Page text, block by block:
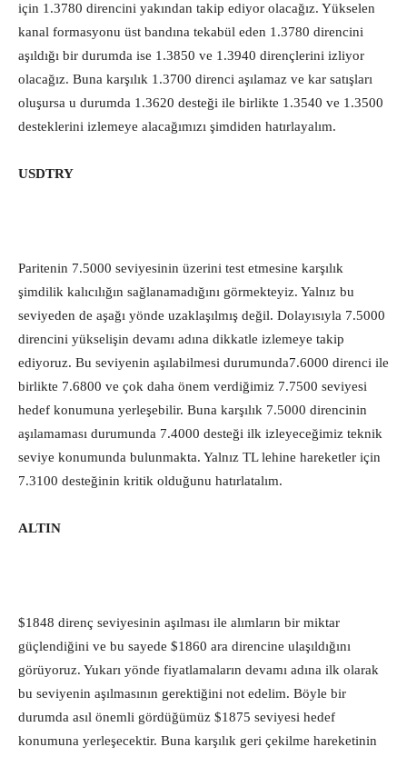
için 1.3780 direncini yakından takip ediyor olacağız. Yükselen
kanal formasyonu üst bandına tekabül eden 1.3780 direncini
aşıldığı bir durumda ise 1.3850 ve 1.3940 dirençlerini izliyor
olacağız. Buna karşılık 1.3700 direnci aşılamaz ve kar satışları
oluşursa u durumda 1.3620 desteği ile birlikte 1.3540 ve 1.3500
desteklerini izlemeye alacağımızı şimdiden hatırlayalım.
USDTRY
Paritenin 7.5000 seviyesinin üzerini test etmesine karşılık
şimdilik kalıcılığın sağlanamadığını görmekteyiz. Yalnız bu
seviyeden de aşağı yönde uzaklaşılmış değil. Dolayısıyla 7.5000
direncini yükselişin devamı adına dikkatle izlemeye takip
ediyoruz. Bu seviyenin aşılabilmesi durumunda7.6000 direnci ile
birlikte 7.6800 ve çok daha önem verdiğimiz 7.7500 seviyesi
hedef konumuna yerleşebilir. Buna karşılık 7.5000 direncinin
aşılamaması durumunda 7.4000 desteği ilk izleyeceğimiz teknik
seviye konumunda bulunmakta. Yalnız TL lehine hareketler için
7.3100 desteğinin kritik olduğunu hatırlatalım.
ALTIN
$1848 direnç seviyesinin aşılması ile alımların bir miktar
güçlendiğini ve bu sayede $1860 ara direncine ulaşıldığını
görüyoruz. Yukarı yönde fiyatlamaların devamı adına ilk olarak
bu seviyenin aşılmasının gerektiğini not edelim. Böyle bir
durumda asıl önemli gördüğümüz $1875 seviyesi hedef
konumuna yerleşecektir. Buna karşılık geri çekilme hareketinin